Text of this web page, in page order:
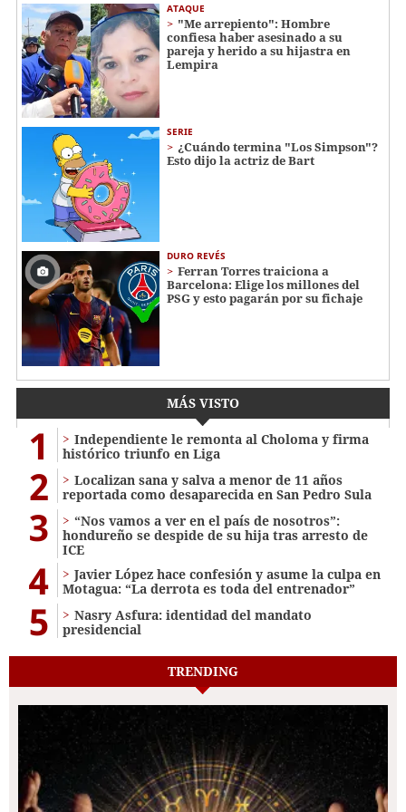
ATAQUE
"Me arrepiento": Hombre
confiesa haber asesinado a su
pareja y herido a su hijastra en
Lempira
SERIE
¿Cuándo termina "Los Simpson"?
Esto dijo la actriz de Bart
DURO REVÉS
Ferran Torres traiciona a
Barcelona: Elige los millones del
PSG y esto pagarán por su fichaje
MÁS VISTO
1
Independiente le remonta al Choloma y firma
histórico triunfo en Liga
2
Localizan sana y salva a menor de 11 años
reportada como desaparecida en San Pedro Sula
3
“Nos vamos a ver en el país de nosotros”:
hondureño se despide de su hija tras arresto de
ICE
4
Javier López hace confesión y asume la culpa en
Motagua: “La derrota es toda del entrenador”
5
Nasry Asfura: identidad del mandato
presidencial
TRENDING